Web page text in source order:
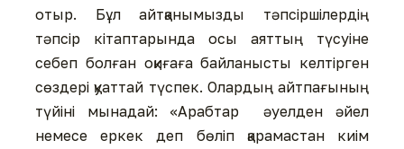
отыр. Бұл айтқанымызды тәпсіршілердің
тәпсір кітаптарында осы аяттың түсуіне
себеп болған оқиғаға байланысты келтірген
сөздері қуаттай түспек. Олардың айтпағының
түйіні мынадай: «Арабтар әуелден әйел
немесе еркек деп бөліп қарамастан киім